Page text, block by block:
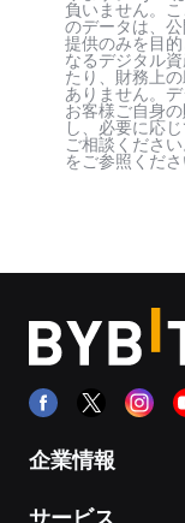
負いません。
のデータは、
提供のみを目
なるデジタル
たり、財務上
ありません。
お客様ご自身
し、必要に応
ご相談くださ
をご参照くださ
企業情報
サービス